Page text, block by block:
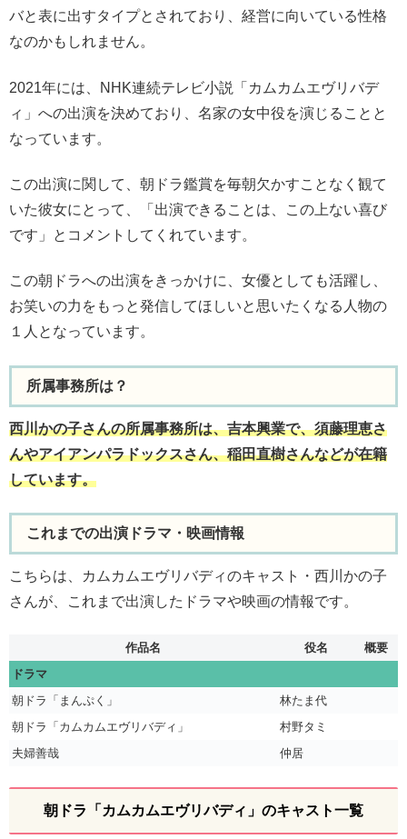
バと表に出すタイプとされており、経営に向いている性格
なのかもしれません。
2021年には、NHK連続テレビ小説「カムカムエヴリバデ
ィ」への出演を決めており、名家の女中役を演じることと
なっています。
この出演に関して、朝ドラ鑑賞を毎朝欠かすことなく観て
いた彼女にとって、「出演できることは、この上ない喜び
です」とコメントしてくれています。
この朝ドラへの出演をきっかけに、女優としても活躍し、
お笑いの力をもっと発信してほしいと思いたくなる人物の
１人となっています。
所属事務所は？
西川かの子さんの所属事務所は、吉本興業で、須藤理恵さ
んやアイアンパラドックスさん、稲田直樹さんなどが在籍
しています。
これまでの出演ドラマ・映画情報
こちらは、カムカムエヴリバディのキャスト・西川かの子
さんが、これまで出演したドラマや映画の情報です。
作品名 役名
概要
ドラマ
朝ドラ「まんぷく」
林たま代
朝ドラ「カムカムエヴリバディ」
村野タミ
夫婦善哉
仲居
朝ドラ「カムカムエヴリバディ」のキャスト一覧